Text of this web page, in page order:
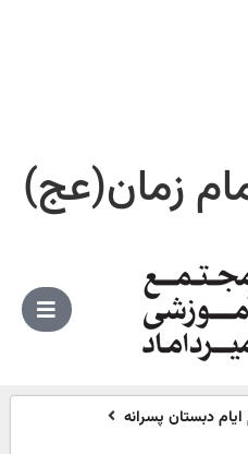
زمان(عج)
ایام دبستان پسرانه